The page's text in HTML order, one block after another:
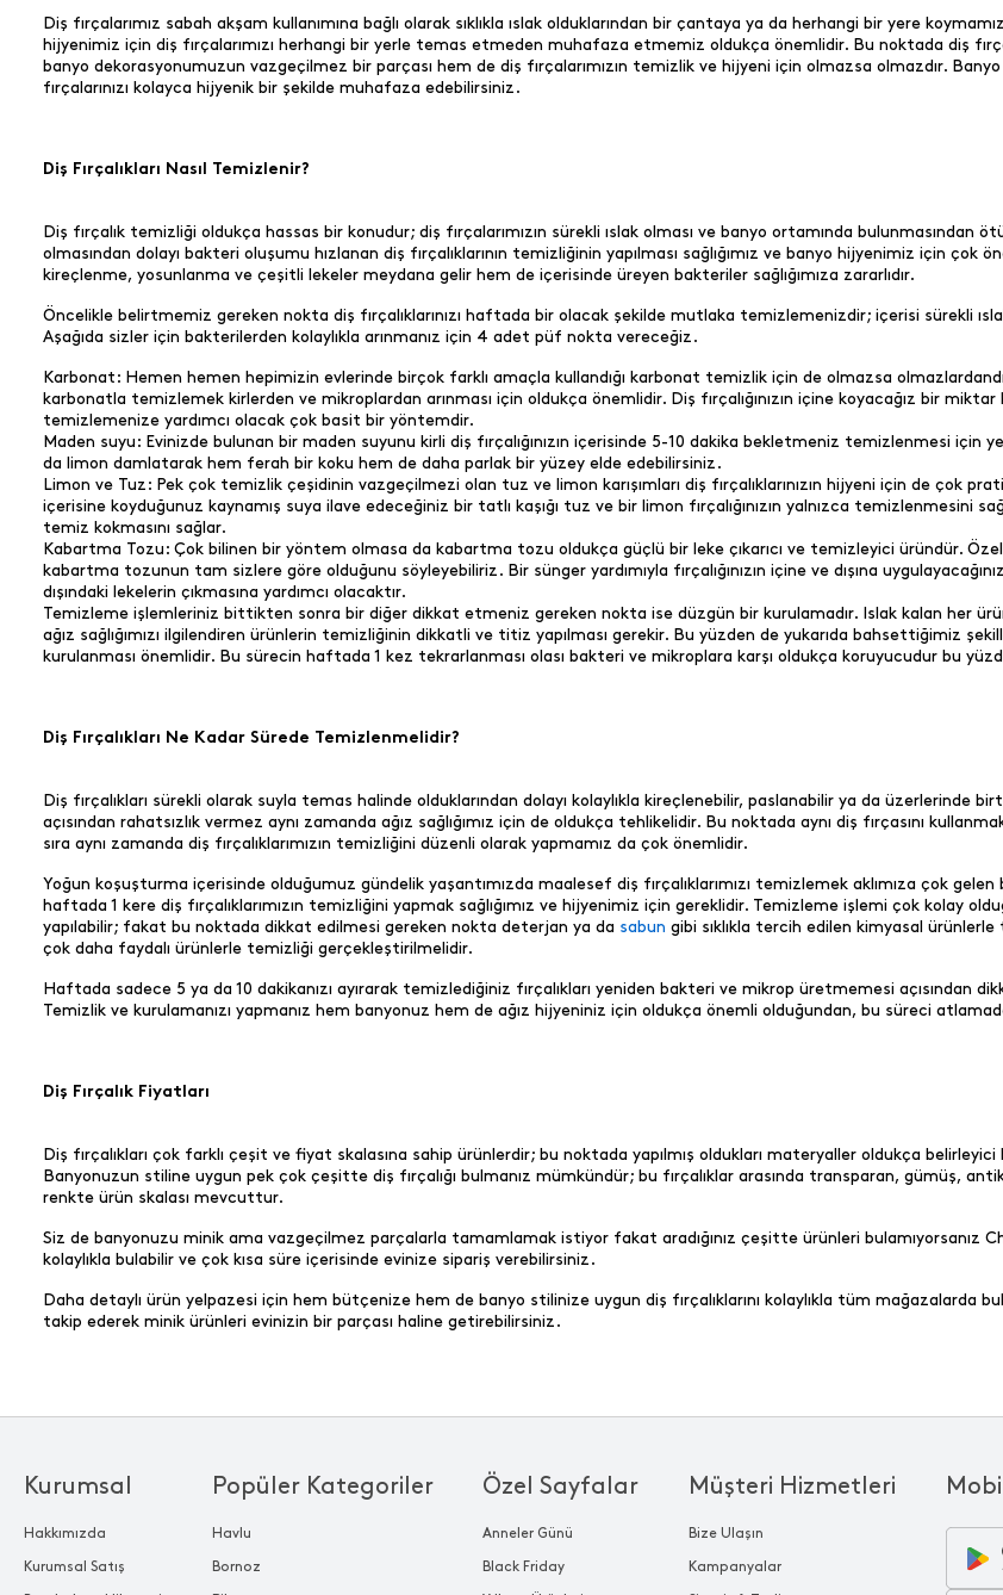
Diş fırçalarımız sabah akşam kullanımına bağlı olarak sıklıkla ıslak olduklarından bir çantaya ya da herhangi bir yere
hijyenimiz için diş fırçalarımızı herhangi bir yerle temas etmeden muhafaza etmemiz oldukça önemlidir. Bu noktada diş
banyo dekorasyonumuzun vazgeçilmez bir parçası hem de diş fırçalarımızın temizlik ve hijyeni için olmazsa olmazdır.
fırçalarınızı kolayca hijyenik bir şekilde muhafaza edebilirsiniz.
Diş Fırçalıkları Nasıl Temizlenir?
Diş fırçalık temizliği oldukça hassas bir konudur; diş fırçalarımızın sürekli ıslak olması ve banyo ortamında bulunmasından
olmasından dolayı bakteri oluşumu hızlanan diş fırçalıklarının temizliğinin yapılması sağlığımız ve banyo hijyenimiz için çok
kireçlenme, yosunlanma ve çeşitli lekeler meydana gelir hem de içerisinde üreyen bakteriler sağlığımıza zararlıdır.
Öncelikle belirtmemiz gereken nokta diş fırçalıklarınızı haftada bir olacak şekilde mutlaka temizlemenizdir; içerisi sürekli
Aşağıda sizler için bakterilerden kolaylıkla arınmanız için 4 adet püf nokta vereceğiz.
Karbonat: Hemen hemen hepimizin evlerinde birçok farklı amaçla kullandığı karbonat temizlik için de olmazsa
karbonatla temizlemek kirlerden ve mikroplardan arınması için oldukça önemlidir. Diş fırçalığınızın içine koyacağız bir
temizlemenize yardımcı olacak çok basit bir yöntemdir.
Maden suyu: Evinizde bulunan bir maden suyunu kirli diş fırçalığınızın içerisinde 5-10 dakika bekletmeniz temizlenmesi için
da limon damlatarak hem ferah bir koku hem de daha parlak bir yüzey elde edebilirsiniz.
Limon ve Tuz: Pek çok temizlik çeşidinin vazgeçilmezi olan tuz ve limon karışımları diş fırçalıklarınızın hijyeni için de çok
içerisine koyduğunuz kaynamış suya ilave edeceğiniz bir tatlı kaşığı tuz ve bir limon fırçalığınızın yalnızca temizlenmesini
temiz kokmasını sağlar.
Kabartma Tozu: Çok bilinen bir yöntem olmasa da kabartma tozu oldukça güçlü bir leke çıkarıcı ve temizleyici üründür.
kabartma tozunun tam sizlere göre olduğunu söyleyebiliriz. Bir sünger yardımıyla fırçalığınızın içine ve dışına
dışındaki lekelerin çıkmasına yardımcı olacaktır.
Temizleme işlemleriniz bittikten sonra bir diğer dikkat etmeniz gereken nokta ise düzgün bir kurulamadır. Islak kalan her
ağız sağlığımızı ilgilendiren ürünlerin temizliğinin dikkatli ve titiz yapılması gerekir. Bu yüzden de yukarıda bahsettiğimiz
kurulanması önemlidir. Bu sürecin haftada 1 kez tekrarlanması olası bakteri ve mikroplara karşı oldukça koruyucudur bu
Diş Fırçalıkları Ne Kadar Sürede Temizlenmelidir?
Diş fırçalıkları sürekli olarak suyla temas halinde olduklarından dolayı kolaylıkla kireçlenebilir, paslanabilir ya da üzerlerinde
açısından rahatsızlık vermez aynı zamanda ağız sağlığımız için de oldukça tehlikelidir. Bu noktada aynı diş fırçasını
sıra aynı zamanda diş fırçalıklarımızın temizliğini düzenli olarak yapmamız da çok önemlidir.
Yoğun koşuşturma içerisinde olduğumuz gündelik yaşantımızda maalesef diş fırçalıklarımızı temizlemek aklımıza çok
haftada 1 kere diş fırçalıklarımızın temizliğini yapmak sağlığımız ve hijyenimiz için gereklidir. Temizleme işlemi çok kolay
yapılabilir; fakat bu noktada dikkat edilmesi gereken nokta deterjan ya da sabun gibi sıklıkla tercih edilen kimyasal
çok daha faydalı ürünlerle temizliği gerçekleştirilmelidir.
Haftada sadece 5 ya da 10 dakikanızı ayırarak temizlediğiniz fırçalıkları yeniden bakteri ve mikrop üretmemesi açısından
Temizlik ve kurulamanızı yapmanız hem banyonuz hem de ağız hijyeniniz için oldukça önemli olduğundan, bu süreci
Diş Fırçalık Fiyatları
Diş fırçalıkları çok farklı çeşit ve fiyat skalasına sahip ürünlerdir; bu noktada yapılmış oldukları materyaller oldukça
Banyonuzun stiline uygun pek çok çeşitte diş fırçalığı bulmanız mümkündür; bu fırçalıklar arasında transparan, gümüş,
renkte ürün skalası mevcuttur.
Siz de banyonuzu minik ama vazgeçilmez parçalarla tamamlamak istiyor fakat aradığınız çeşitte ürünleri bulamıyorsanız
kolaylıkla bulabilir ve çok kısa süre içerisinde evinize sipariş verebilirsiniz.
Daha detaylı ürün yelpazesi için hem bütçenize hem de banyo stilinize uygun diş fırçalıklarını kolaylıkla tüm mağazalarda
takip ederek minik ürünleri evinizin bir parçası haline getirebilirsiniz.
Popüler Kategoriler
Havlu
Bornoz
Özel Sayfalar
Anneler Günü
Black Friday
Kurumsal
Hakkımızda
Kurumsal Satış
Müşteri Hizmetleri
Bize Ulaşın
Kampanyalar